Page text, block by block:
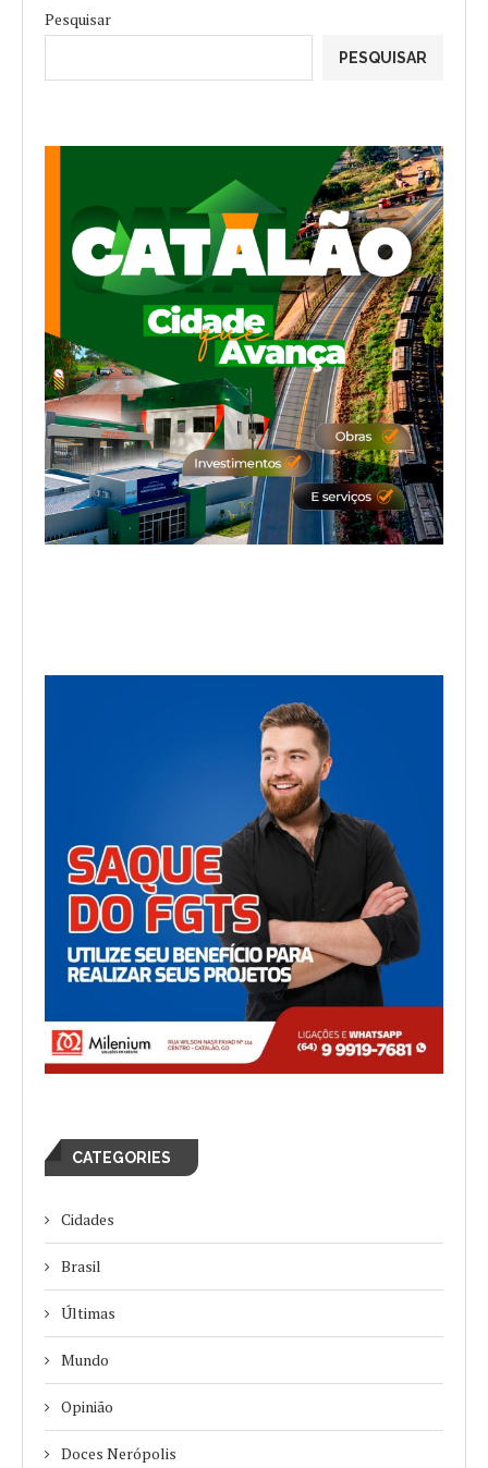
Pesquisar
PESQUISAR
CATEGORIES
Cidades
Brasil
Últimas
Mundo
Opinião
Doces Nerópolis